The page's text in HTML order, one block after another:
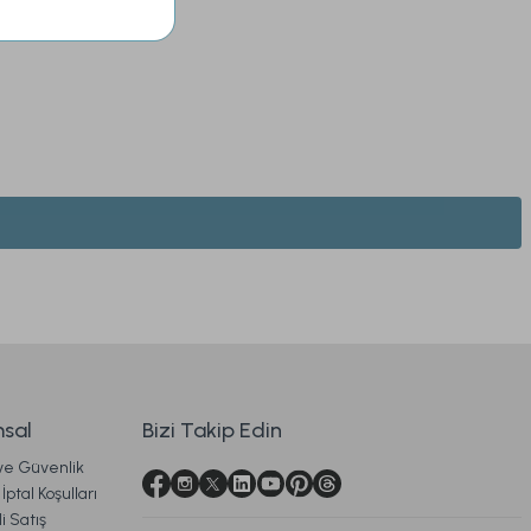
1.199,00 TL
Ücretsiz Kargo
1.199,00 TL
Güvenlik
Koşulları
Satış
Bizi Takip Edin